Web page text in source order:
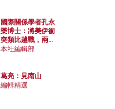
國際關係學者孔永
樂博士：將美伊衝
突類比越戰，兩者
有何異同？中國崛
本社編輯部
葛亮：見南山
編輯精選